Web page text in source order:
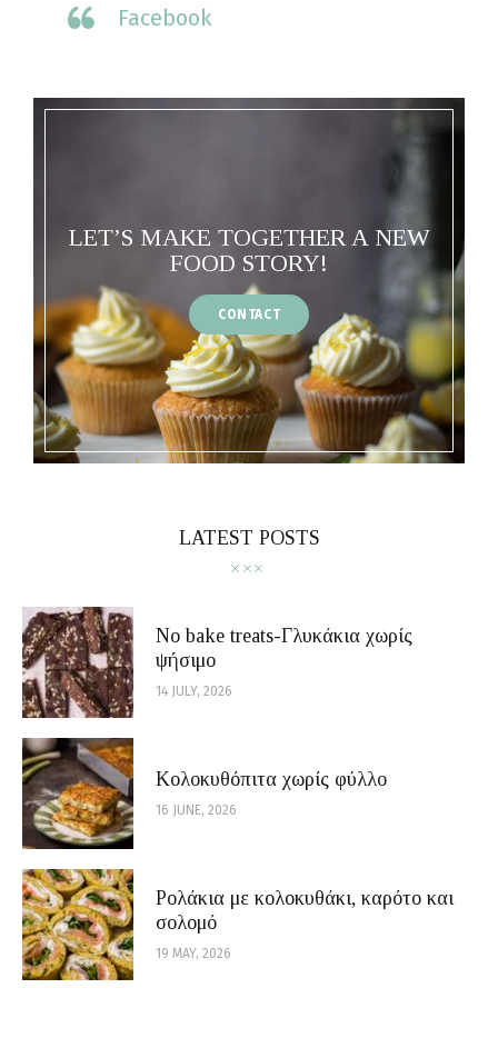
Facebook
LET’S MAKE TOGETHER A NEW
FOOD STORY!
CONTACT
LATEST POSTS
No bake treats-Γλυκάκια χωρίς
ψήσιμο
14 JULY, 2026
Κολοκυθόπιτα χωρίς φύλλο
16 JUNE, 2026
Ρολάκια με κολοκυθάκι, καρότο και
σολομό
19 MAY, 2026